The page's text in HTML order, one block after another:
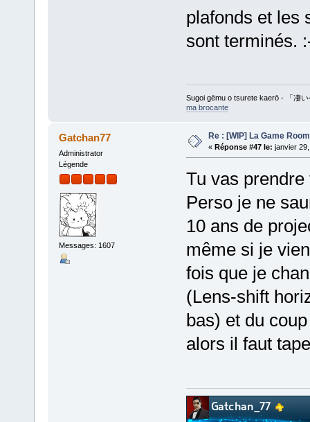
plafonds et les
sont terminés.
Sugoi gēmu o tsurete kaerō - 「凄
ma brocante
Gatchan77
Administrator
Légende
Messages: 1607
Re : [WIP] La Game
« Réponse #47 le: janvier
Tu vas
Perso je ne
10 ans de
même si je
fois que je
(Lens-shift
bas) et du
alors il faut